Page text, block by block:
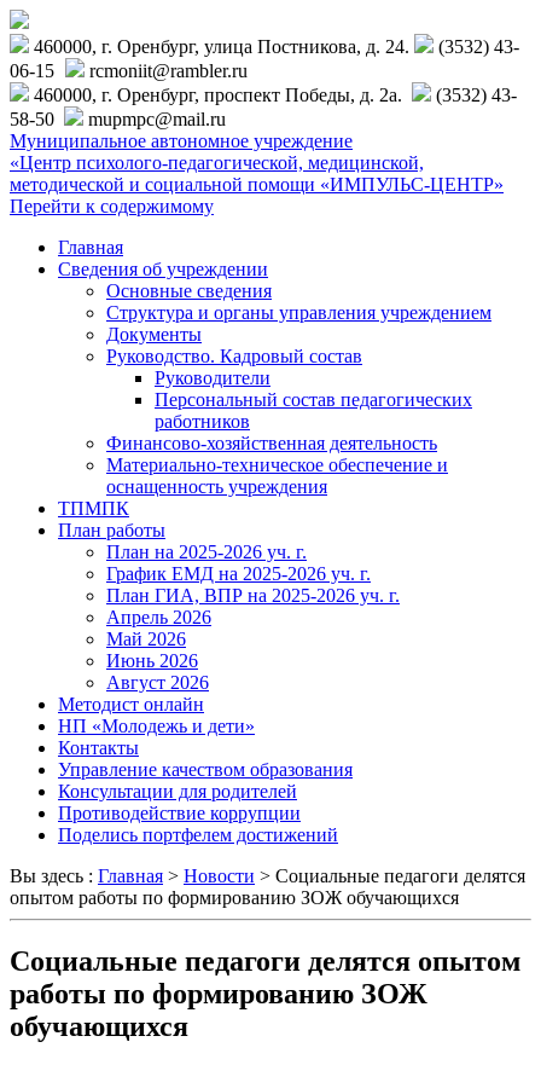
460000, г. Оренбург, улица Постникова, д. 24.
(3532) 43-
06-15
rcmoniit@rambler.ru
460000, г. Оренбург, проспект Победы, д. 2а.
(3532) 43-
58-50
mupmpc@mail.ru
Муниципальное автономное учреждение
«Центр психолого-педагогической, медицинской,
методической и социальной помощи «ИМПУЛЬС-ЦЕНТР»
Перейти к содержимому
Главная
Сведения об учреждении
Основные сведения
Структура и органы управления учреждением
Документы
Руководство. Кадровый состав
Руководители
Персональный состав педагогических
работников
Финансово-хозяйственная деятельность
Материально-техническое обеспечение и
оснащенность учреждения
ТПМПК
План работы
План на 2025-2026 уч. г.
График ЕМД на 2025-2026 уч. г.
План ГИА, ВПР на 2025-2026 уч. г.
Апрель 2026
Май 2026
Июнь 2026
Август 2026
Методист онлайн
НП «Молодежь и дети»
Контакты
Управление качеством образования
Консультации для родителей
Противодействие коррупции
Поделись портфелем достижений
Вы здесь : Главная > Новости > Социальные педагоги делятся
опытом работы по формированию ЗОЖ обучающихся
Социальные педагоги делятся опытом
работы по формированию ЗОЖ
обучающихся